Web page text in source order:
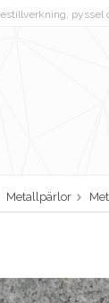
pyssel
Metallpärlor